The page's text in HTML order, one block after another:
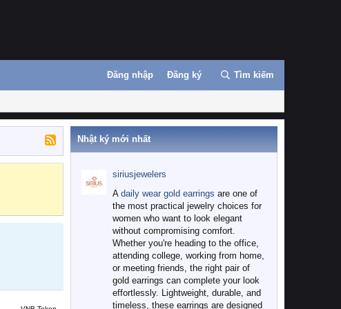
Đăng nhập Đăng ký Tìm kiếm
Nhật ký mới nhất
siriusjewelers
A daily wear gold earrings are one of
the most practical jewelry choices for
women who want to look elegant
without compromising comfort.
Whether you're heading to the office,
attending college, working from home,
or meeting friends, the right pair of
gold earrings can complete your look
effortlessly. Lightweight, durable, and
timeless, these earrings are designed